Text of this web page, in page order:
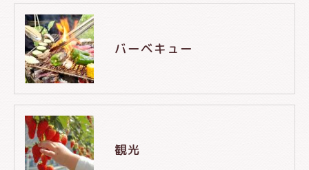
バーベキュー
観光